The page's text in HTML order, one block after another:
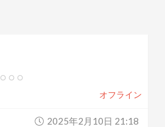
オフライン
2025年2月10日 21:18